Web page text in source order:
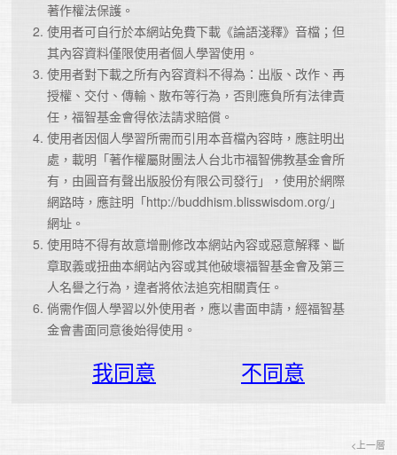
著作權法保護。
使用者可自行於本網站免費下載《論語淺釋》音檔；但
其內容資料僅限使用者個人學習使用。
使用者對下載之所有內容資料不得為：出版、改作、再
授權、交付、傳輸、散布等行為，否則應負所有法律責
任，福智基金會得依法請求賠償。
使用者因個人學習所需而引用本音檔內容時，應註明出
處，載明「著作權屬財團法人台北市福智佛教基金會所
有，由圓音有聲出版股份有限公司發行」，使用於網際
網路時，應註明「http://buddhism.blisswisdom.org/」
網址。
使用時不得有故意增刪修改本網站內容或惡意解釋、斷
章取義或扭曲本網站內容或其他破壞福智基金會及第三
人名譽之行為，違者將依法追究相關責任。
倘需作個人學習以外使用者，應以書面申請，經福智基
金會書面同意後始得使用。
我同意 不同意
<上一層